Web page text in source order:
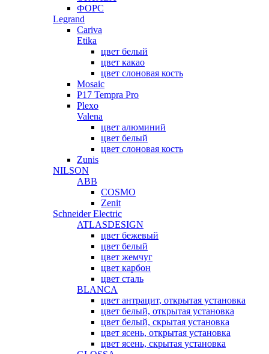
ФОРС
Legrand
Cariva
Etika
цвет белый
цвет какао
цвет слоновая кость
Mosaic
P17 Tempra Pro
Plexo
Valena
цвет алюминий
цвет белый
цвет слоновая кость
Zunis
NILSON
ABB
COSMO
Zenit
Schneider Electric
ATLASDESIGN
цвет бежевый
цвет белый
цвет жемчуг
цвет карбон
цвет сталь
BLANCA
цвет антрацит, открытая установка
цвет белый, открытая установка
цвет белый, скрытая установка
цвет ясень, открытая установка
цвет ясень, скрытая установка